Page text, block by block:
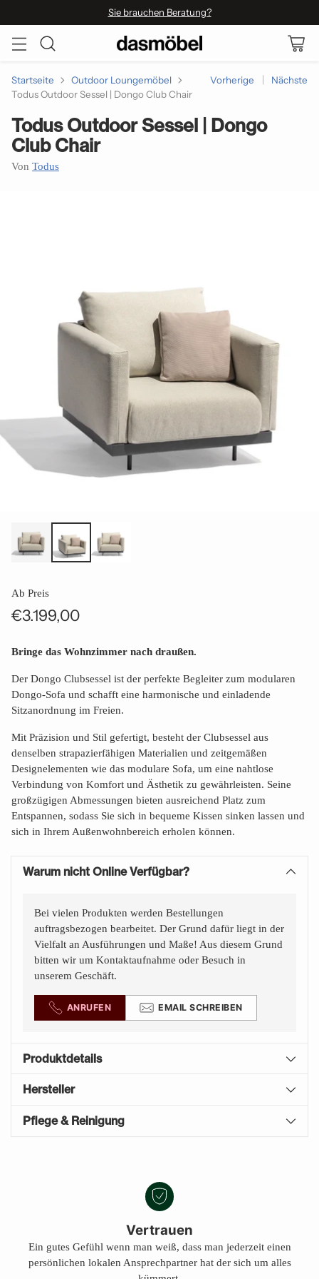
Sie brauchen Beratung?
Startseite
Outdoor Loungemöbel
Todus Outdoor Sessel | Dongo Club Chair
Vorherige Nächste
Todus Outdoor Sessel | Dongo
Club Chair
Von Todus
Ab Preis
Normaler
Preis
€3.199,00
Bringe das Wohnzimmer nach draußen.
Der Dongo Clubsessel ist der perfekte Begleiter zum modularen
Dongo-Sofa und schafft eine harmonische und einladende
Sitzanordnung im Freien.
Mit Präzision und Stil gefertigt, besteht der Clubsessel aus
denselben strapazierfähigen Materialien und zeitgemäßen
Designelementen wie das modulare Sofa, um eine nahtlose
Verbindung von Komfort und Ästhetik zu gewährleisten. Seine
großzügigen Abmessungen bieten ausreichend Platz zum
Entspannen, sodass Sie sich in bequeme Kissen sinken lassen und
sich in Ihrem Außenwohnbereich erholen können.
Warum nicht Online Verfügbar?
Bei vielen Produkten werden Bestellungen
auftragsbezogen bearbeitet. Der Grund dafür liegt in der
Vielfalt an Ausführungen und Maße! Aus diesem Grund
bitten wir um Kontaktaufnahme oder Besuch in
unserem Geschäft.
ANRUFEN EMAIL SCHREIBEN
Produktdetails
Hersteller
Pflege & Reinigung
K
A
Vertrauen
Ein gutes Gefühl wenn man weiß, dass man jederzeit einen
persönlichen lokalen Ansprechpartner hat der sich um alles